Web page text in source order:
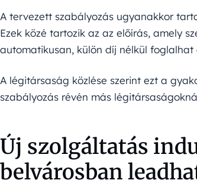
A tervezett szabályozás ugyanakkor
Ezek közé tartozik az az előírás, amely
automatikusan, külön díj nélkül
A légitársaság közlése szerint ezt a
szabályozás révén más
Új szolgáltatás
belvárosban